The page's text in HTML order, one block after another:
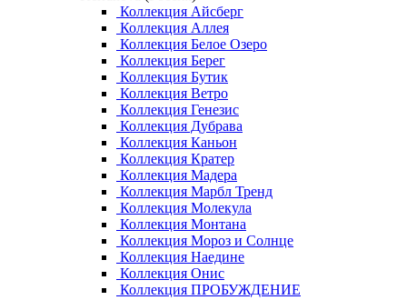
Коллекция Айсберг
Коллекция Аллея
Коллекция Белое Озеро
Коллекция Берег
Коллекция Бутик
Коллекция Ветро
Коллекция Генезис
Коллекция Дубрава
Коллекция Каньон
Коллекция Кратер
Коллекция Мадера
Коллекция Марбл Тренд
Коллекция Молекула
Коллекция Монтана
Коллекция Мороз и Солнце
Коллекция Наедине
Коллекция Онис
Коллекция ПРОБУЖДЕНИЕ